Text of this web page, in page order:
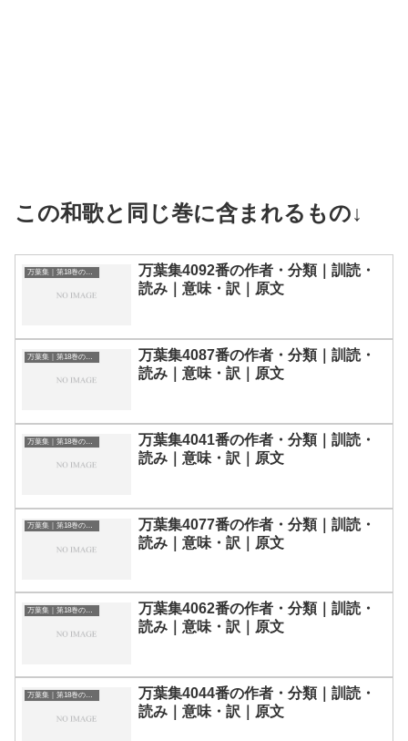
この和歌と同じ巻に含まれるもの↓
万葉集｜第18巻の和歌一覧
万葉集4092番の作者・分類｜訓読・
読み｜意味・訳｜原文
万葉集｜第18巻の和歌一覧
万葉集4087番の作者・分類｜訓読・
読み｜意味・訳｜原文
万葉集｜第18巻の和歌一覧
万葉集4041番の作者・分類｜訓読・
読み｜意味・訳｜原文
万葉集｜第18巻の和歌一覧
万葉集4077番の作者・分類｜訓読・
読み｜意味・訳｜原文
万葉集｜第18巻の和歌一覧
万葉集4062番の作者・分類｜訓読・
読み｜意味・訳｜原文
万葉集｜第18巻の和歌一覧
万葉集4044番の作者・分類｜訓読・
読み｜意味・訳｜原文